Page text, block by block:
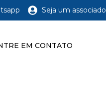
Seja um associado
EM CONTATO